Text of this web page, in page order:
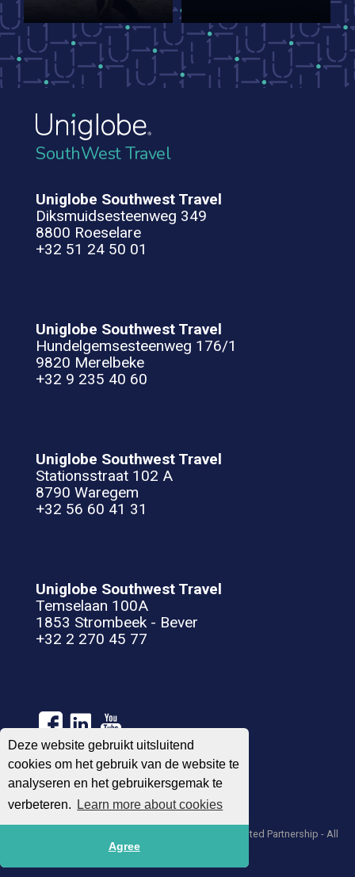
Deze website gebruikt uitsluitend
cookies om het gebruik van de website te
analyseren en het gebruikersgemak te
verbeteren.
Learn more about cookies
Agree
SouthWest Travel
Uniglobe Southwest Travel
Diksmuidsesteenweg 349
8800 Roeselare
+32 51 24 50 01
Uniglobe Southwest Travel
Hundelgemsesteenweg 176/1
9820 Merelbeke
+32 9 235 40 60
Uniglobe Southwest Travel
Stationsstraat 102 A
8790 Waregem
+32 56 60 41 31
Uniglobe Southwest Travel
Temselaan 100A
1853 Strombeek - Bever
+32 2 270 45 77
Algemene voorwaarden Privacy Statement
© 2004 – 2026 UNIGLOBE Travel International Limited Partnership - All
agencies independently owned and operated.